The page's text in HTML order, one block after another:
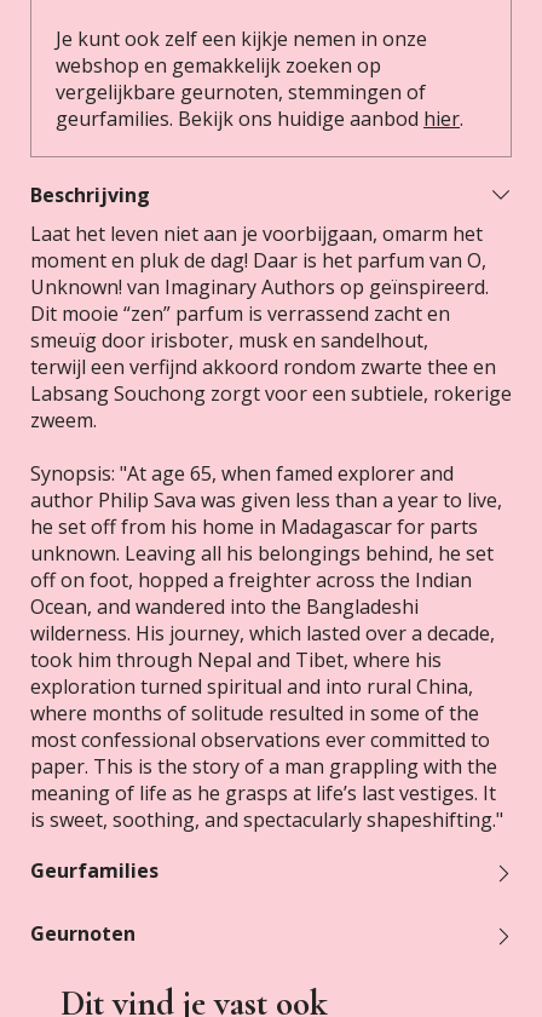
Je kunt ook zelf een kijkje nemen in onze
webshop en gemakkelijk zoeken op
vergelijkbare geurnoten, stemmingen of
geurfamilies. Bekijk ons huidige aanbod hier.
Beschrijving
Laat het leven niet aan je voorbijgaan, omarm het
moment en pluk de dag! Daar is het parfum van O,
Unknown! van Imaginary Authors op geïnspireerd.
Dit mooie “zen” parfum is verrassend zacht en
smeuïg door irisboter, musk en sandelhout,
terwijl een verfijnd akkoord rondom zwarte thee en
Labsang Souchong zorgt voor een subtiele, rokerige
zweem.
Synopsis: "At age 65, when famed explorer and
author Philip Sava was given less than a year to live,
he set off from his home in Madagascar for parts
unknown. Leaving all his belongings behind, he set
off on foot, hopped a freighter across the Indian
Ocean, and wandered into the Bangladeshi
wilderness. His journey, which lasted over a decade,
took him through Nepal and Tibet, where his
exploration turned spiritual and into rural China,
where months of solitude resulted in some of the
most confessional observations ever committed to
paper. This is the story of a man grappling with the
meaning of life as he grasps at life’s last vestiges. It
is sweet, soothing, and spectacularly shapeshifting."
Geurfamilies
Geurnoten
Dit vind je vast ook